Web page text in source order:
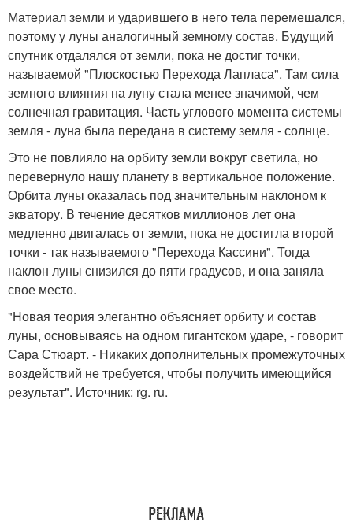
Материал земли и ударившего в него тела перемешался,
поэтому у луны аналогичный земному состав. Будущий
спутник отдалялся от земли, пока не достиг точки,
называемой "Плоскостью Перехода Лапласа". Там сила
земного влияния на луну стала менее значимой, чем
солнечная гравитация. Часть углового момента системы
земля - луна была передана в систему земля - солнце.
Это не повлияло на орбиту земли вокруг светила, но
перевернуло нашу планету в вертикальное положение.
Орбита луны оказалась под значительным наклоном к
экватору. В течение десятков миллионов лет она
медленно двигалась от земли, пока не достигла второй
точки - так называемого "Перехода Кассини". Тогда
наклон луны снизился до пяти градусов, и она заняла
свое место.
"Новая теория элегантно объясняет орбиту и состав
луны, основываясь на одном гигантском ударе, - говорит
Сара Стюарт. - Никаких дополнительных промежуточных
воздействий не требуется, чтобы получить имеющийся
результат". Источник: rg. ru.